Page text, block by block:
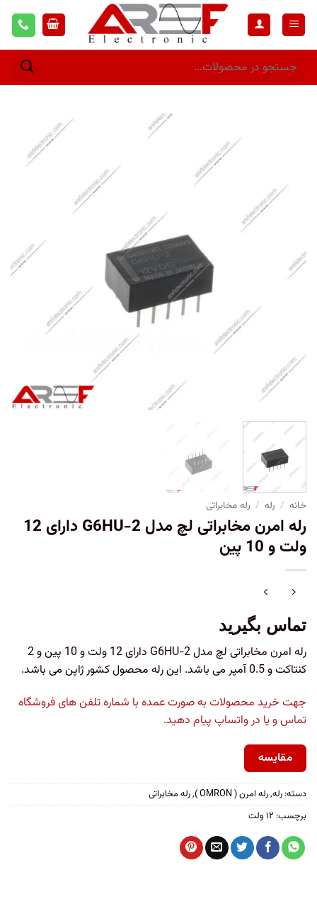
خانه / رله / رله مخابراتی
رله امرن مخابراتی لچ مدل G6HU-2 دارای 12
ولت و 10 پین
تماس بگیرید
رله امرن مخابراتی لچ مدل G6HU-2 دارای 12 ولت و 10 پین و 2
کنتاکت و 0.5 آمپر می باشد. این رله محصول کشور ژاپن می باشد.
جهت خرید محصولات به صورت عمده با شماره تلفن های فروشگاه
تماس و یا در واتساپ پیام دهید.
مقایسه
دسته: رله,رله امرن ( OMRON ) ,رله مخابراتی
برچسب: ۱۲ ولت